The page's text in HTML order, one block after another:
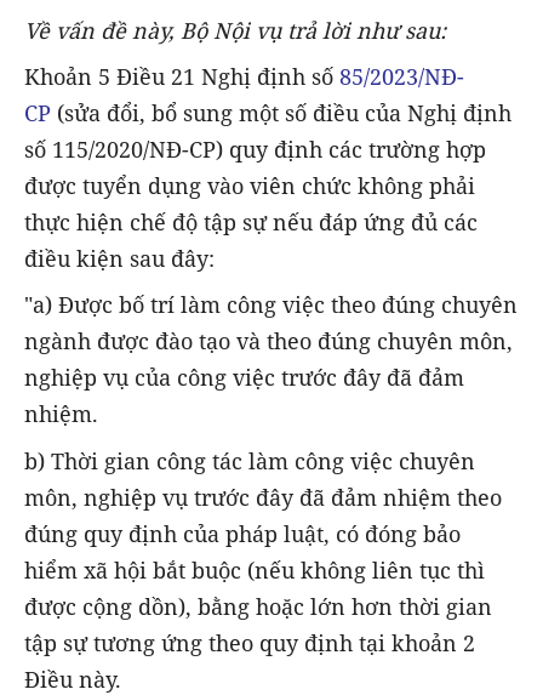
Về vấn đề này, Bộ Nội vụ trả lời như sau:
Khoản 5 Điều 21 Nghị định số 85/2023/NĐ-
CP (sửa đổi, bổ sung một số điều của Nghị định
số 115/2020/NĐ-CP) quy định các trường hợp
được tuyển dụng vào viên chức không phải
thực hiện chế độ tập sự nếu đáp ứng đủ các
điều kiện sau đây:
"a) Được bố trí làm công việc theo đúng chuyên
ngành được đào tạo và theo đúng chuyên môn,
nghiệp vụ của công việc trước đây đã đảm
nhiệm.
b) Thời gian công tác làm công việc chuyên
môn, nghiệp vụ trước đây đã đảm nhiệm theo
đúng quy định của pháp luật, có đóng bảo
hiểm xã hội bắt buộc (nếu không liên tục thì
được cộng dồn), bằng hoặc lớn hơn thời gian
tập sự tương ứng theo quy định tại khoản 2
Điều này.